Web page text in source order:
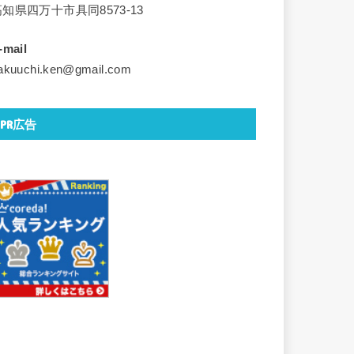
知県四万十市具同8573-13
PR広告